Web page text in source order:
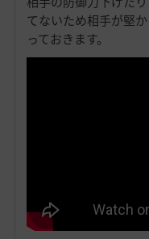
てないため相手が堅
っておきます。